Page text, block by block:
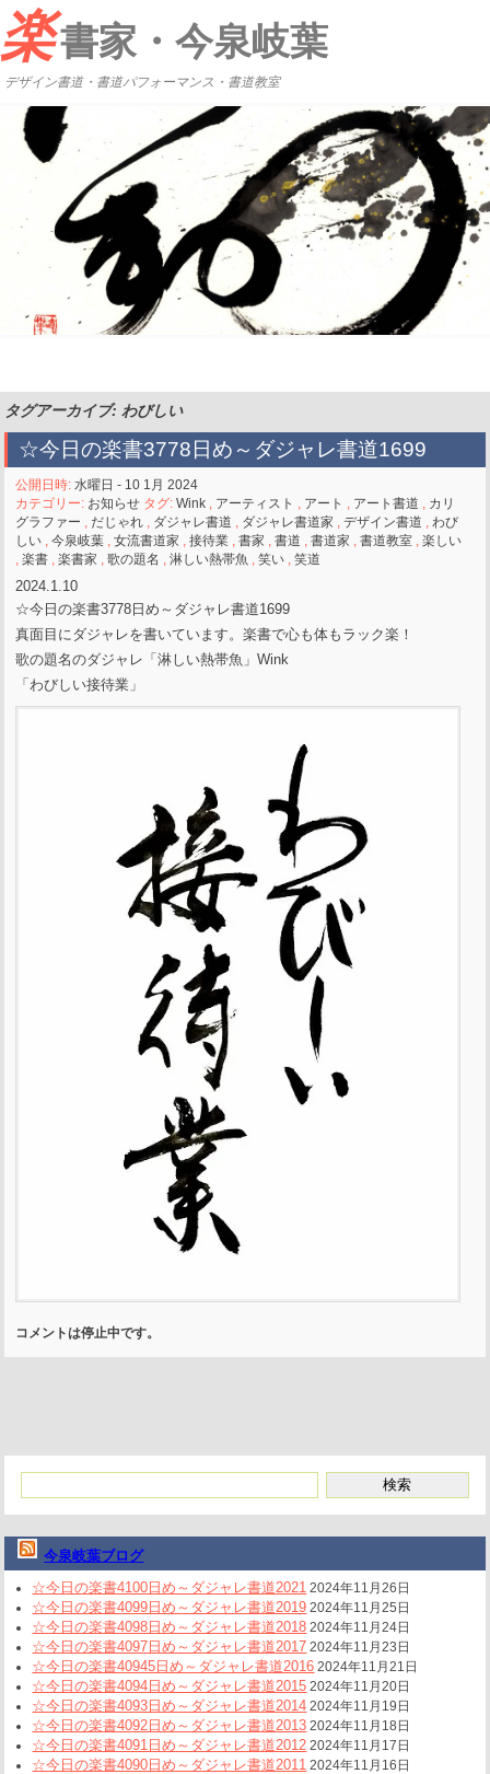
楽書家・今泉岐葉
デザイン書道・書道パフォーマンス・書道教室
タグアーカイブ: わびしい
☆今日の楽書3778日め～ダジャレ書道1699
公開日時:水曜日 - 10 1月 2024
カテゴリー: お知らせ タグ:Wink , アーティスト , アート , アート書道 , カリ
グラファー , だじゃれ , ダジャレ書道 , ダジャレ書道家 ,デザイン書道 ,わび
しい ,今泉岐葉 ,女流書道家 ,接待業 ,書家 ,書道 ,書道家 ,書道教室 ,楽しい
,楽書 ,楽書家 ,歌の題名 ,淋しい熱帯魚 ,笑い ,笑道
2024.1.10
☆今日の楽書3778日め～ダジャレ書道1699
真面目にダジャレを書いています。楽書で心も体もラック楽！
歌の題名のダジャレ「淋しい熱帯魚」Wink
「わびしい接待業」
コメントは停止中です。
今泉岐葉ブログ
☆今日の楽書4100日め～ダジャレ書道2021 2024年11月26日
☆今日の楽書4099日め～ダジャレ書道2019 2024年11月25日
☆今日の楽書4098日め～ダジャレ書道2018 2024年11月24日
☆今日の楽書4097日め～ダジャレ書道2017 2024年11月23日
☆今日の楽書40945日め～ダジャレ書道2016 2024年11月21日
☆今日の楽書4094日め～ダジャレ書道2015 2024年11月20日
☆今日の楽書4093日め～ダジャレ書道2014 2024年11月19日
☆今日の楽書4092日め～ダジャレ書道2013 2024年11月18日
☆今日の楽書4091日め～ダジャレ書道2012 2024年11月17日
☆今日の楽書4090日め～ダジャレ書道2011 2024年11月16日